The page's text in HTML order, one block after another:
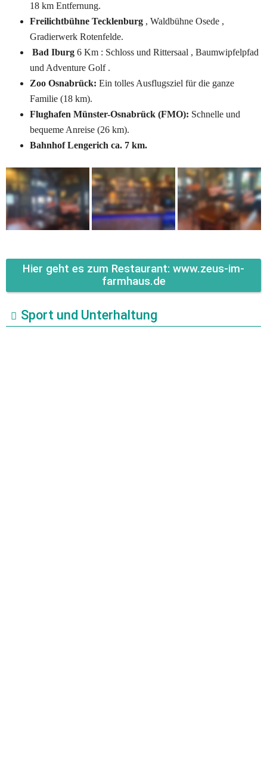
18 km Entfernung.
Freilichtbühne Tecklenburg , Waldbühne Osede ,
Gradierwerk Rotenfelde.
Bad Iburg 6 Km : Schloss und Rittersaal , Baumwipfelpfad
und Adventure Golf .
Zoo Osnabrück: Ein tolles Ausflugsziel für die ganze
Familie (18 km).
Flughafen Münster-Osnabrück (FMO): Schnelle und
bequeme Anreise (26 km).
Bahnhof Lengerich ca. 7 km.
Hier geht es zum Restaurant: www.zeus-im-
farmhaus.de
Sport und Unterhaltung